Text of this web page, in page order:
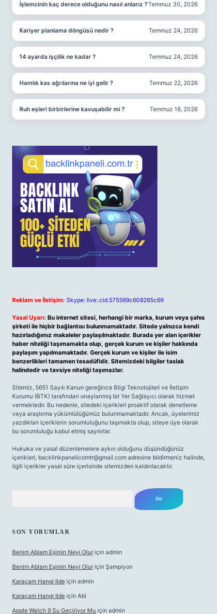
İşlemcinin kaç derece olduğunu nasıl anlarız ?Temmuz 30, 2026
Kariyer planlama döngüsü nedir ? Temmuz 24, 2026
14 ayarda işçilik ne kadar ? Temmuz 24, 2026
Hamlık kas ağrılarına ne iyi gelir ? Temmuz 22, 2026
Ruh eşleri birbirlerine kavuşabilir mi ? Temmuz 18, 2026
Reklam ve İletişim: Skype: live:.cid.575569c608265c69
Yasal Uyarı: Bu internet sitesi, herhangi bir marka, kurum veya şahıs
şirketi ile hiçbir bağlantısı bulunmamaktadır. Sitede yalnızca kendi
hazırladığımız makaleler paylaşılmaktadır. Burada yer alan içerikler
haber niteliği taşımamakta olup, gerçek kurum ve kişiler hakkında
paylaşım yapılmamaktadır. Gerçek kurum ve kişiler ile isim
benzerlikleri tamamen tesadüfidir. Sitemizdeki bilgiler taslak
halindedir ve tavsiye niteliği taşımazlar.
Sitemiz, 5651 Sayılı Kanun gereğince Bilgi Teknolojileri ve İletişim
Kurumu (BTK) tarafından onaylanmış bir Yer Sağlayıcı olarak hizmet
vermektedir. Bu nedenle, sitedeki içerikleri proaktif olarak denetleme
veya araştırma yükümlülüğümüz bulunmamaktadır. Ancak, üyelerimiz
yazdıkları içeriklerin sorumluluğunu taşımakta olup, siteye üye olarak
bu sorumluluğu kabul etmiş sayılırlar.
Hukuka ve yasal düzenlemelere aykırı olduğunu düşündüğünüz
içerikleri, backlinkpanelicomtr@gmail.com adresine bildirmeniz halinde,
ilgili içerikler yasal süre içerisinde sitemizden kaldırılacaktır.
SON YORUMLAR
Benim Ablam Eşimin Neyi Olur için admin
Benim Ablam Eşimin Neyi Olur için Şampiyon
Karaçam Hangi Ilde için admin
Karaçam Hangi Ilde için Abi
Apple Watch 9 Su Geçiriyor Mu için admin